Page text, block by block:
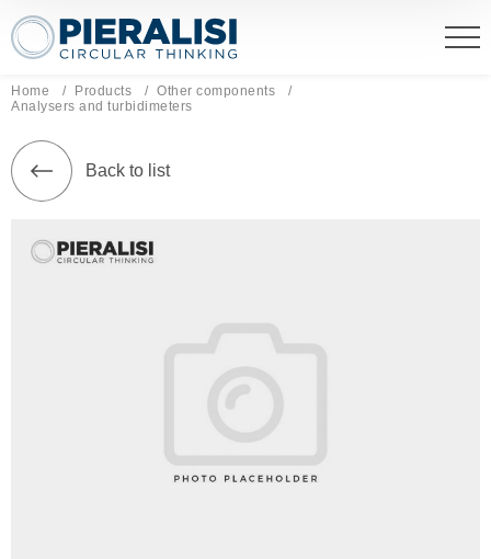
Pieralisi Maip Spa
Home Products
Other components
Current page:
Analysers and turbidimeters
Back to list